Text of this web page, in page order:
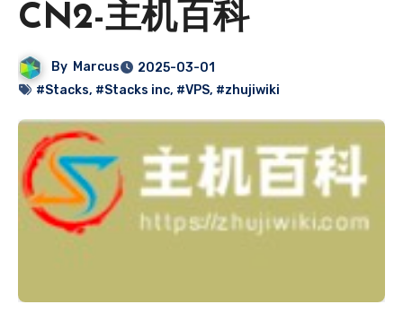
CN2-主机百科
By Marcus
2025-03-01
#Stacks, #Stacks inc, #VPS, #zhujiwiki